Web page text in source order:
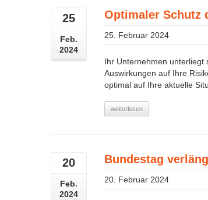
25
Feb.
2024
Optimaler Schutz
25. Februar 2024
Ihr Unternehmen unterliegt
Auswirkungen auf Ihre
optimal auf Ihre aktuelle
weiterlesen
20
Feb.
2024
Bundestag
20. Februar 2024